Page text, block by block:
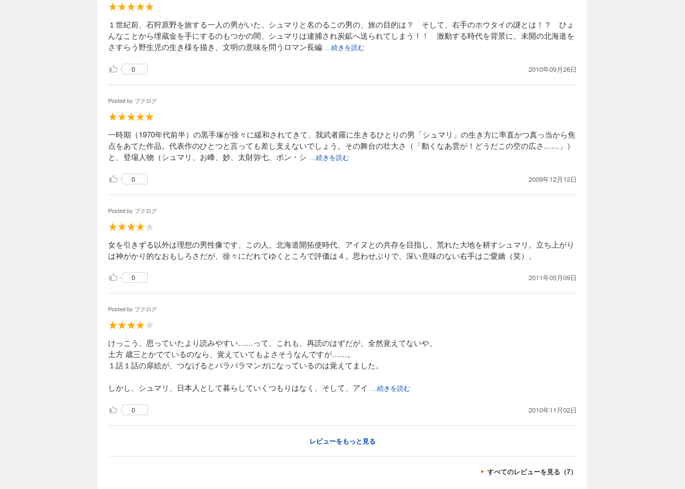
１世紀前、石狩原野を旅する一人の男がいた。シュマリと名のるこの男の、旅の目的は？ そして、右手のホウタイの謎とは！？ ひょ
んなことから埋蔵金を手にするのもつかの間、シュマリは逮捕され炭鉱へ送られてしまう！！ 激動する時代を背景に、未開の北海道を
さすらう野生児の生き様を描き、文明の意味を問うロマン長編 ...続きを読む
0 2010年09月26日
Posted by ブクログ
一時期（1970年代前半）の黒手塚が徐々に緩和されてきて、我武者羅に生きるひとりの男「シュマリ」の生き方に率直かつ真っ当から焦
点をあてた作品。代表作のひとつと言っても差し支えないでしょう。その舞台の壮大さ（「動くなあ雲が！どうだこの空の広さ……」）
と、登場人物（シュマリ、お峰、妙、太財弥七、ポン・シ ...続きを読む
0 2009年12月12日
Posted by ブクログ
女を引きずる以外は理想の男性像です、この人。北海道開拓使時代、アイヌとの共存を目指し、荒れた大地を耕すシュマリ。立ち上がり
は神がかり的なおもしろさだが、徐々にだれてゆくところで評価は４。思わせぶりで、深い意味のない右手はご愛嬌（笑）。
0 2011年05月09日
Posted by ブクログ
けっこう、思っていたより読みやすい……って、これも、再読のはずだが、全然覚えてないや。
土方 歳三とかでているのなら、覚えていてもよさそうなんですが……。
１話１話の扉絵が、つなげるとパラパラマンガになっているのは覚えてました。
しかし、シュマリ、日本人として暮らしていくつもりはなく、そして、アイ ...続きを読む
0 2010年11月02日
レビューをもっと見る
すべてのレビューを見る（7）